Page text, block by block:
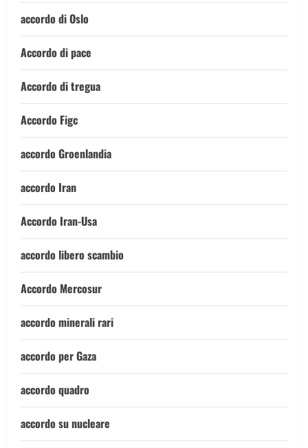
accordo di Oslo
Accordo di pace
Accordo di tregua
Accordo Figc
accordo Groenlandia
accordo Iran
Accordo Iran-Usa
accordo libero scambio
Accordo Mercosur
accordo minerali rari
accordo per Gaza
accordo quadro
accordo su nucleare